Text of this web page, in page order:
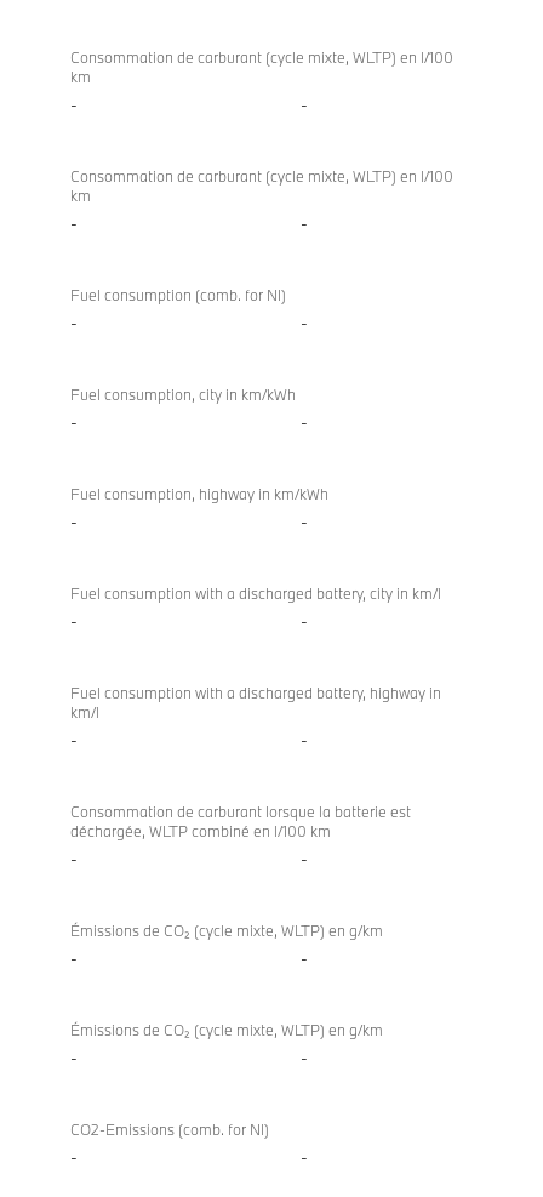
émissions
xDrive20i
Consommation de carburant (cycle mixte, WLTP) en l/100
km
- -
Consommation de carburant (cycle mixte, WLTP) en l/100
km
- -
Fuel consumption (comb. for NI)
- -
Fuel consumption, city in km/kWh
- -
Fuel consumption, highway in km/kWh
- -
Fuel consumption with a discharged battery, city in km/l
- -
Fuel consumption with a discharged battery, highway in
km/l
- -
Consommation de carburant lorsque la batterie est
déchargée, WLTP combiné en l/100 km
- -
Émissions de CO₂ (cycle mixte, WLTP) en g/km
- -
Émissions de CO₂ (cycle mixte, WLTP) en g/km
- -
CO2-Emissions (comb. for NI)
- -